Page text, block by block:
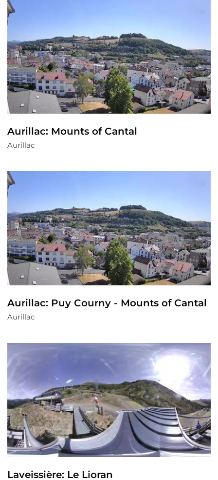
Aurillac: Mounts of Cantal
Aurillac
Aurillac: Puy Courny - Mounts of Cantal
Aurillac
Laveissière: Le Lioran